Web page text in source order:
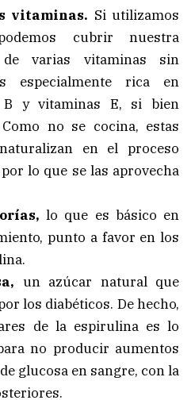
vitaminas. Si utilizamos
cubrir nuestra
de varias vitaminas sin
especialmente rica en
y vitaminas E, si bien
no se cocina, estas
en el proceso
lo que se las aprovecha
lo que es básico en
punto a favor en los
un azúcar natural que
los diabéticos. De hecho,
de la espirulina es lo
no producir aumentos
glucosa en sangre, con la